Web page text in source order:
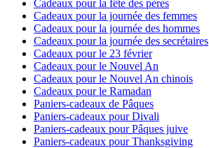
Cadeaux pour la fête des pères
Cadeaux pour la journée des femmes
Cadeaux pour la journée des hommes
Cadeaux pour la journée des secrétaires
Cadeaux pour le 23 février
Cadeaux pour le Nouvel An
Cadeaux pour le Nouvel An chinois
Cadeaux pour le Ramadan
Paniers-cadeaux de Pâques
Paniers-cadeaux pour Divali
Paniers-cadeaux pour Pâques juive
Paniers-cadeaux pour Thanksgiving